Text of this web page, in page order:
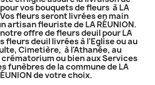
vos bouquets de fleurs à LA
Vos fleurs seront livrées en main
artisan fleuriste de LA RÉUNION.
offre de fleurs deuil pour LA
fleurs deuil livrées à l'Eglise ou au
Cimetière, à l'Athanée, au
ou bien aux Services
funèbres de la commune de LA
de votre choix.